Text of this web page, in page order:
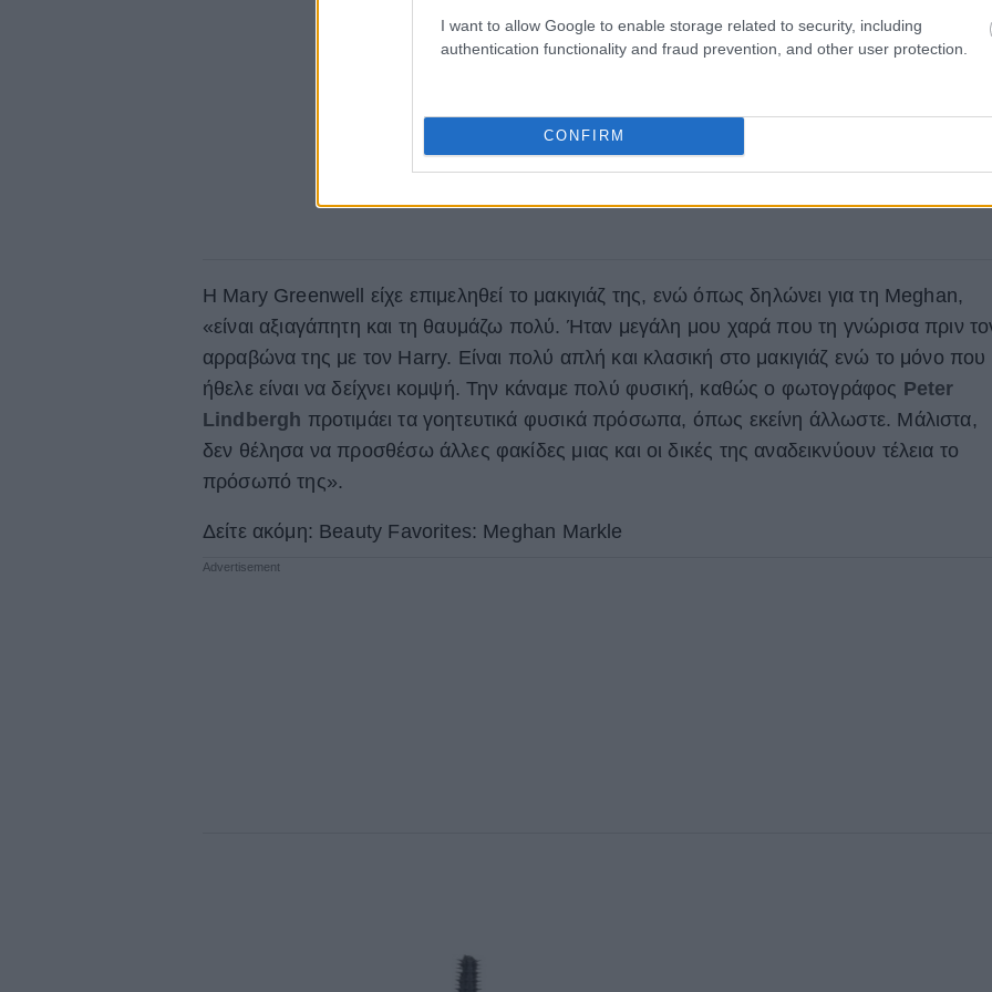
I want to allow Google to enable storage related to security, including
authentication functionality and fraud prevention, and other user protection.
CONFIRM
Η Mary Greenwell είχε επιμεληθεί το μακιγιάζ της, ενώ όπως δηλώνει για τη Meghan,
«είναι αξιαγάπητη και τη θαυμάζω πολύ. Ήταν μεγάλη μου χαρά που τη γνώρισα πριν
αρραβώνα της με τον Harry. Είναι πολύ απλή και κλασική στο μακιγιάζ ενώ το μόνο που
ήθελε είναι να δείχνει κομψή. Την κάναμε πολύ φυσική, καθώς ο φωτογράφος Peter
Lindbergh προτιμάει τα γοητευτικά φυσικά πρόσωπα, όπως εκείνη άλλωστε. Μάλιστα,
δεν θέλησα να προσθέσω άλλες φακίδες μιας και οι δικές της αναδεικνύουν τέλεια το
πρόσωπό της».
Δείτε ακόμη: Beauty Favorites: Meghan Markle